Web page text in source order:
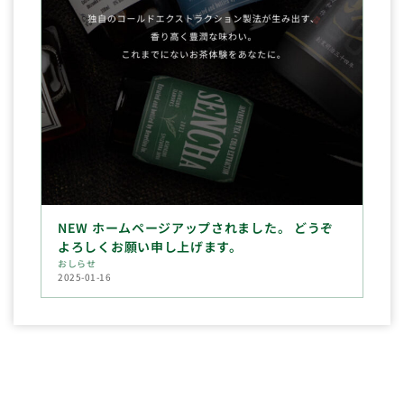
NEW ホームページアップされました。 どうぞ
よろしくお願い申し上げます。
おしらせ
2025-01-16